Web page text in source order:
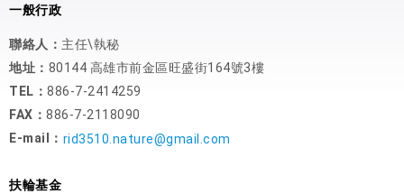
一般行政
聯絡人： 主任\執秘
地址： 80144 高雄市前金區旺盛街164號3樓
TEL： 886-7-2414259
FAX： 886-7-2118090
E-mail： rid3510.nature@gmail.com
扶輪基金